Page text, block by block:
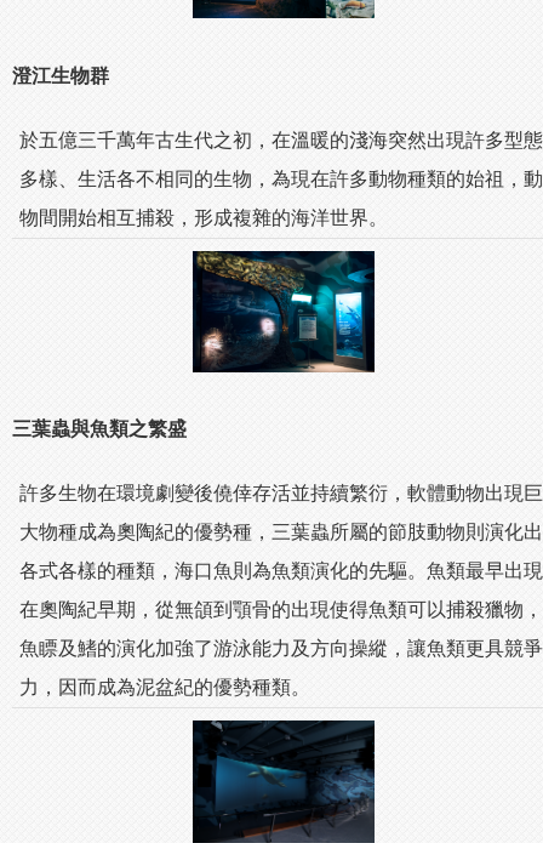
澄江生物群
於五億三千萬年古生代之初，在溫暖的淺海突然出現許多型態
多樣、生活各不相同的生物，為現在許多動物種類的始祖，動
物間開始相互捕殺，形成複雜的海洋世界。
三葉蟲與魚類之繁盛
許多生物在環境劇變後僥倖存活並持續繁衍，軟體動物出現巨
大物種成為奧陶紀的優勢種，三葉蟲所屬的節肢動物則演化出
各式各樣的種類，海口魚則為魚類演化的先驅。魚類最早出現
在奧陶紀早期，從無頜到顎骨的出現使得魚類可以捕殺獵物，
魚瞟及鰭的演化加強了游泳能力及方向操縱，讓魚類更具競爭
力，因而成為泥盆紀的優勢種類。